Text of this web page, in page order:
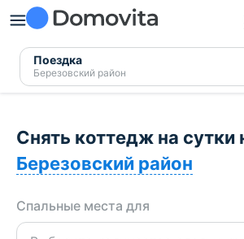
Поездка
Березовский район
Снять коттедж на сутки
Березовский район
Спальные места для